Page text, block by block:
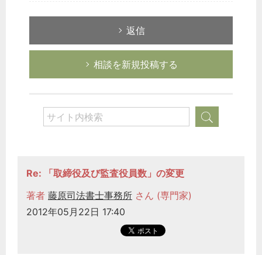
返信
相談を新規投稿する
Re: 「取締役及び監査役員数」の変更
著者 藤原司法書士事務所 さん (専門家)
2012年05月22日 17:40